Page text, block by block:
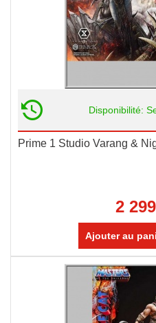
Disponibilité:
Prime 1 Studio Varang &
2
Ajouter au